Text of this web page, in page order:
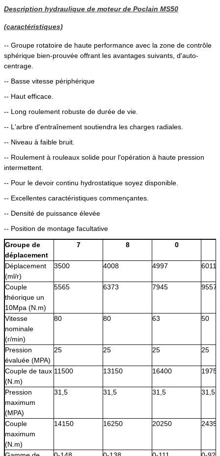
Description hydraulique de moteur de Poclain MS50
(caractéristiques)
-- Groupe rotatoire de haute performance avec la zone de contrôle
sphérique bien-prouvée offrant les avantages suivants, d'auto-
centrage.
-- Basse vitesse périphérique
-- Haut efficace.
-- Long roulement robuste de durée de vie.
-- L'arbre d'entraînement soutiendra les charges radiales.
-- Niveau à faible bruit.
-- Roulement à rouleaux solide pour l'opération à haute pression
intermettent.
-- Pour le devoir continu hydrostatique soyez disponible.
-- Excellentes caractéristiques commençantes.
-- Densité de puissance élevée
-- Position de montage facultative
Groupe de
déplacement
7 8 0
Déplacement
(ml/r)
3500 4008 4997 6011
Couple
théorique un
10Mpa (N.m)
5565 6373 7945 9557
Vitesse
nominale
(r/min)
80 80 63 50
Pression
évaluée (MPA)
25 25 25 25
Couple de taux
(N.m)
11500 13150 16400
Pression
maximum
(MPA)
31,5 31,5 31,5 31,5
Couple
maximum
(N.m)
14150 16250 20250